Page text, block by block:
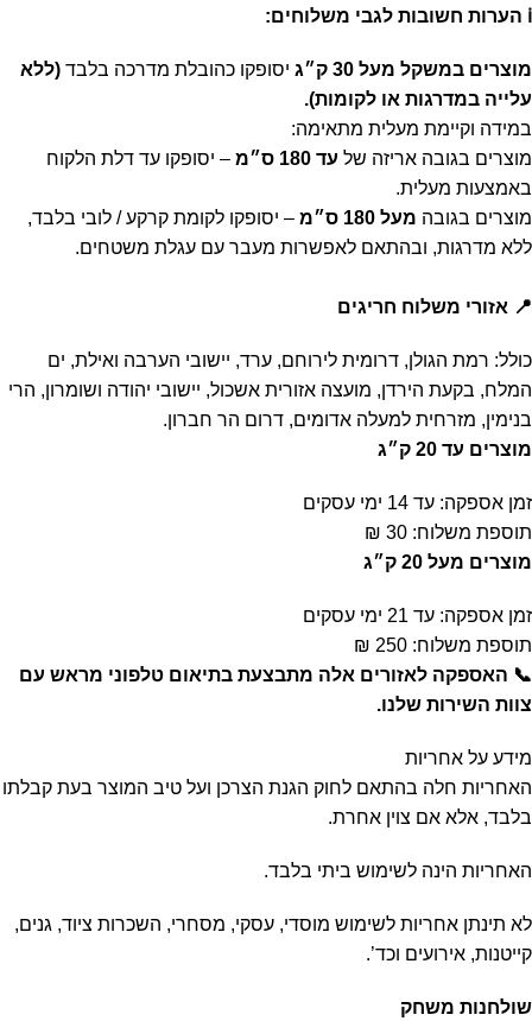
ℹ️ הערות חשובות לגבי משלוחים:
מוצרים במשקל מעל 30 ק״ג יסופקו כהובלת מדרכה בלבד (ללא
עלייה במדרגות או לקומות).
במידה וקיימת מעלית מתאימה:
מוצרים בגובה אריזה של עד 180 ס״מ
– יסופקו עד דלת הלקוח
באמצעות מעלית.
מוצרים בגובה מעל 180 ס״מ
– יסופקו לקומת קרקע / לובי בלבד,
ללא מדרגות, ובהתאם לאפשרות מעבר עם עגלת משטחים.
📍 אזורי משלוח חריגים
כולל: רמת הגולן, דרומית לירוחם, ערד, יישובי הערבה ואילת, ים
המלח, בקעת הירדן, מועצה אזורית אשכול, יישובי יהודה ושומרון, הרי
בנימין, מזרחית למעלה אדומים, דרום הר חברון.
מוצרים עד 20 ק״ג
זמן אספקה: עד 14 ימי עסקים
תוספת משלוח: 30 ₪
מוצרים מעל 20 ק״ג
זמן אספקה: עד 21 ימי עסקים
תוספת משלוח: 250 ₪
📞 האספקה לאזורים אלה מתבצעת בתיאום טלפוני מראש עם
צוות השירות שלנו.
מידע על אחריות
האחריות חלה בהתאם לחוק הגנת הצרכן ועל טיב המוצר בעת קבלתו
בלבד, אלא אם צוין אחרת.
האחריות הינה לשימוש ביתי בלבד.
לא תינתן אחריות לשימוש מוסדי, עסקי, מסחרי, השכרות ציוד, גנים,
קייטנות, אירועים וכד’.
שולחנות משחק